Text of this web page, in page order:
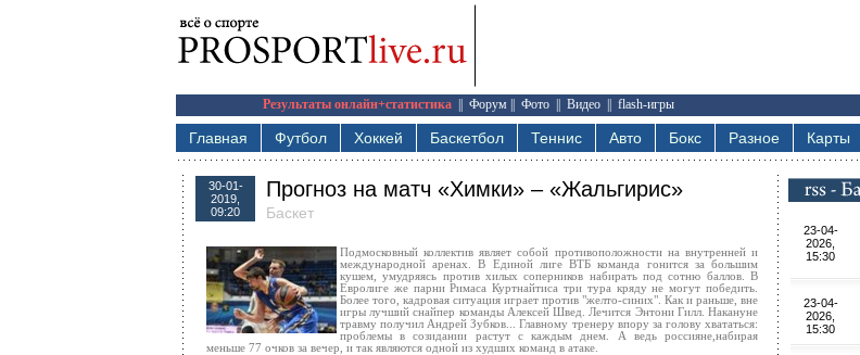
Результаты онлайн+статистика Форум Фото Видео flash-игры
Главная Футбол Хоккей Баскетбол Теннис Авто Бокс Разное Карты
30-01-
2019,
09:20
Прогноз на матч «Химки» – «Жальгирис»
Баскет
Подмосковный коллектив являет собой противоположности на внутренней и
международной аренах. В Единой лиге ВТБ команда гонится за большим
кушем, умудряясь против хилых соперников набирать под сотню баллов. В
Евролиге же парни Римаса Куртнайтиса три тура кряду не могут победить.
Более того, кадровая ситуация играет против "желто-синих". Как и раньше, вне
игры лучший снайпер команды Алексей Швед. Лечится Энтони Гилл. Накануне
травму получил Андрей Зубков... Главному тренеру впору за голову хвататься:
проблемы в созидании растут с каждым днем. А ведь россияне,набирая
меньше 77 очков за вечер, и так являются одной из худших команд в атаке.
23-04-
2026,
15:30
23-04-
2026,
15:30